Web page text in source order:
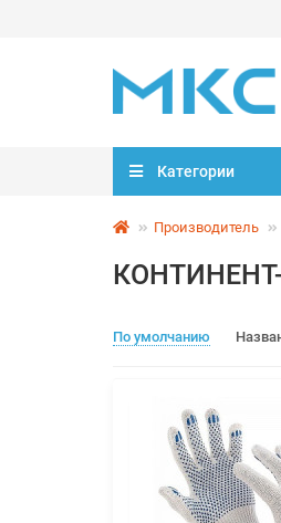
Категории
Производитель
По умолчанию